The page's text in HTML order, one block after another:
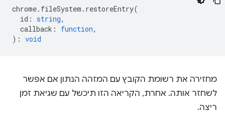
chrome. fileSystem . restoreEntry(
id : string,
callback : function,
) : void
מחזירה את רשומת הקובץ עם המזהה הנתון אם אפשר
לשחזר אותה. אחרת, הקריאה הזו תיכשל עם שגיאת זמן
ריצה.